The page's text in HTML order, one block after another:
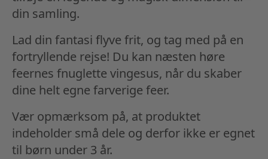
din samling.
Lad din fantasi flyve frit, og tag med på en
fortryllende rejse! Du kan næsten høre
feernes fnuglette vingesus, når du skaber
dine helt egne farverige feer.
Vær opmærksom på, at produktet
indeholder små dele og derfor ikke er egnet
til børn under 3 år.